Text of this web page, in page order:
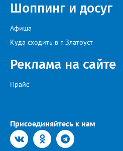
Шоппинг и досуг
Афиша
Куда сходить в г. Златоуст
Реклама на сайте
Прайс
Присоединяйтесь к нам